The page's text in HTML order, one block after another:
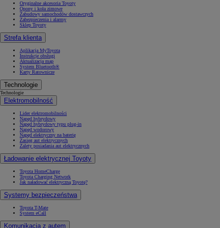
Oryginalne akcesoria Toyoty
Opony i koła zimowe
Zabudowy samochodów dostawczych
Zabezpieczenia i alarmy
Sklep Toyoty
Strefa klienta
Aplikacja MyToyota
Instrukcje obsługi
Aktualizacja map
System Bluetooth®
Karty Ratownicze
Technologie
Technologie
Elektromobilność
Lider elektromobilności
Napęd hybrydowy
Napęd hybrydowy typu plug-in
Napęd wodorowy
Napęd elektryczny na baterię
Zasięg aut elektrycznych
Zalety posiadania aut elektrycznych
Ładowanie elektrycznej Toyoty
Toyota HomeCharge
Toyota Charging Network
Jak naładować elektryczną Toyotę?
Systemy bezpieczeństwa
Toyota T-Mate
System eCall
Komunikacja z autem